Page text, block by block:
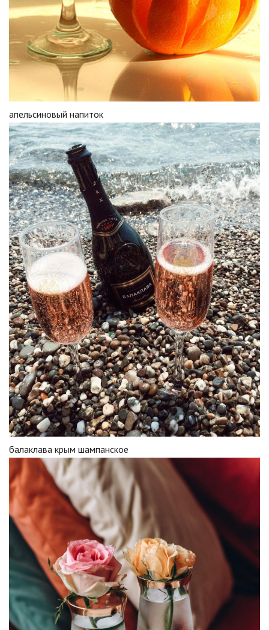
апельсиновый напиток
балаклава крым шампанское